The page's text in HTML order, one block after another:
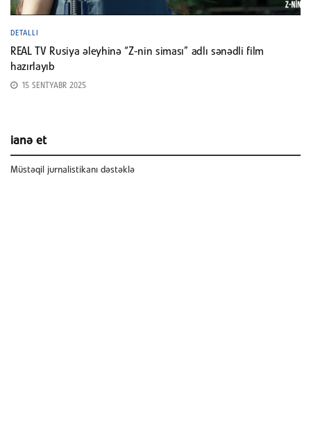
DETALLI
REAL TV Rusiya əleyhinə “Z-nin siması” adlı sənədli film
hazırlayıb
15 SENTYABR 2025
ianə et
Müstəqil jurnalistikanı dəstəklə